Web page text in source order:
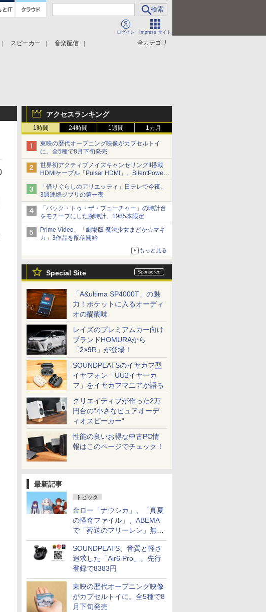
ログイン Impress サイト
全カテゴリ
スピーカー
音楽配信
アクセスランキング
1時間 24時間 1週間 1カ月
東映の歴代オープニング映像がカプセルトイ
に。全5種で8月下旬発売
世界初アクティブノイズキャンセリングII搭載
HDMIケーブル「Pulsar HDMI」。SilentPower
から
「借りぐらしのアリエッティ」日テレで今夜。
3週連続ジブリの第一夜
「バック・トゥ・ザ・フューチャー」の時計台
をモチーフにした腕時計。1985本限定
Prime Video、「劇場版 魔法少女まどか☆マギ
カ」3作品を配信開始
もっと見る
Special Site
「A&ultima SP4000T」の魅
力！ポケットに入るオーディ
オの醍醐味
レイズのプレミアムカー向け
ブランドHOMURAから
「2×9R」が登場！
SOUNDPEATSのイヤカフ型
イヤフォン「UU2イヤーカ
フ」をイヤカフマニアが語る
クリエイティブが作った2万
円台の“小さなピュアオーデ
ィオスピーカー”
性能の良いお得な中古PC情
報はこのページでチェック！
最新記事
トピック
金ロー「ナウシカ」、「真夏
の怪奇ファイル」、ABEMA
で「葬送のフリーレン」無料
配信など。夏の特番・配信情
報
SOUNDPEATS、音質と軽さ
追求した「Air6 Pro」。先行
登録で8383円
東映の歴代オープニング映像
がカプセルトイに。全5種で8
月下旬発売